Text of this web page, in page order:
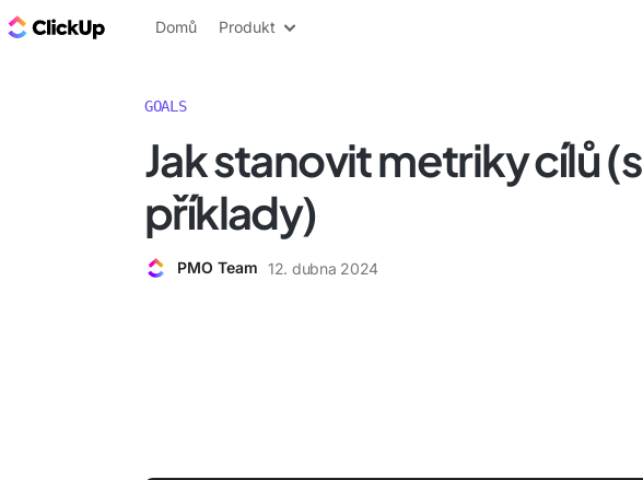
ClickUp blog
Domů Produkt
GOALS
Jak stanovit metriky cílů (s
příklady)
PMO Team 12. dubna 2024